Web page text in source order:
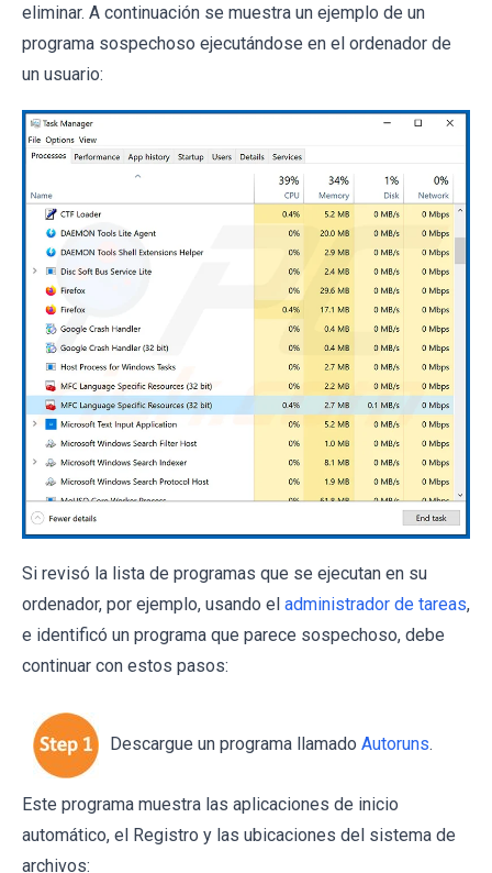
eliminar. A continuación se muestra un ejemplo de un
programa sospechoso ejecutándose en el ordenador de
un usuario:
Si revisó la lista de programas que se ejecutan en su
ordenador, por ejemplo, usando el administrador de tareas,
e identificó un programa que parece sospechoso, debe
continuar con estos pasos:
Descargue un programa llamado Autoruns.
Este programa muestra las aplicaciones de inicio
automático, el Registro y las ubicaciones del sistema de
archivos: